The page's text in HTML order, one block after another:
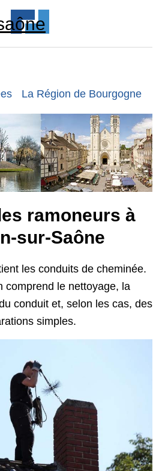
La Région de Bourgogne
ramoneurs à
sur-Saône
les conduits de cheminée.
comprend le nettoyage, la
conduit et, selon les cas, des
simples.